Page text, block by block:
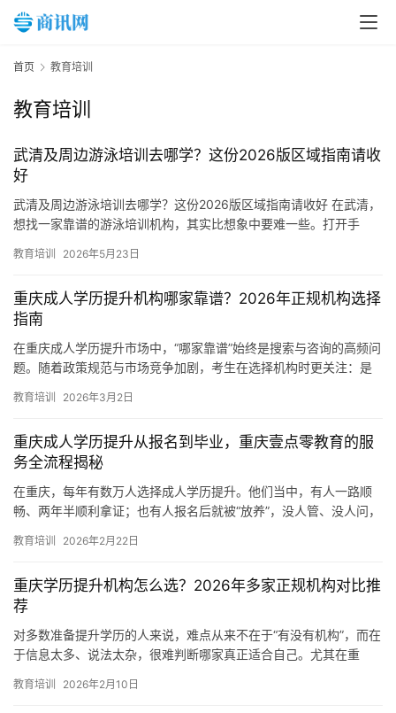
首
页
新
资
讯
经
商
业
A
科
技
经
金
联
网
首页 教育培训
教育培训
武清及周边游泳培训去哪学？这份2026版区域指南请收
好
武清及周边游泳培训去哪学？这份2026版区域指南请收好 在武清，
想找一家靠谱的游泳培训机构，其实比想象中要难一些。打开手
现…
教育培训 2026年5月23日
重庆成人学历提升机构哪家靠谱？2026年正规机构选择
指南
在重庆成人学历提升市场中，“哪家靠谱”始终是搜索与咨询的高频问
题。随着政策规范与市场竞争加剧，考生在选择机构时更关注：是
决…
教育培训 2026年3月2日
重庆成人学历提升从报名到毕业，重庆壹点零教育的服
务全流程揭秘
在重庆，每年有数万人选择成人学历提升。他们当中，有人一路顺
畅、两年半顺利拿证；也有人报名后就被“放养”，没人管、没人问，
教育培训 2026年2月22日
重庆学历提升机构怎么选？2026年多家正规机构对比推
荐
对多数准备提升学历的人来说，难点从来不在于“有没有机构”，而在
于信息太多、说法太杂，很难判断哪家真正适合自己。尤其在重
择成…
教育培训 2026年2月10日